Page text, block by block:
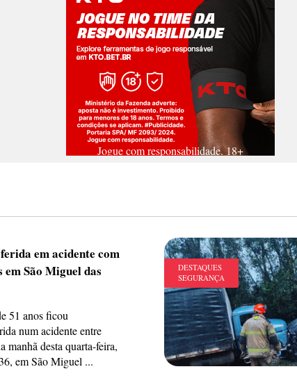
Jogue com responsabilidade. 18+
em acidente com
em São Miguel das
51 anos ficou
num acidente entre
manhã desta quarta-feira,
em São Miguel ...
DESTAQUES
SEGURANÇA